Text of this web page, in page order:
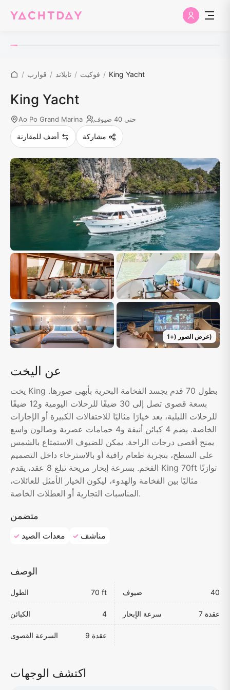
/ قوارب / تايلاند / فوكيت / King Yacht
King Yacht
Ao Po Grand Marina حتى 40 ضيوف
أضف للمقارنة مشاركة
عرض الصور (+
1 )
عن اليخت
يخت King بطول 70 قدم يجسد الفخامة البحرية بأبهى صورها.
بسعة قصوى تصل إلى 30 ضيفًا للرحلات اليومية و12 ضيفًا
للرحلات الليلية، يعد خيارًا مثاليًا للاحتفالات الكبيرة أو الإجازات
الخاصة. يضم 4 كبائن أنيقة و4 حمامات عصرية وصالون واسع
يمنح أقصى درجات الراحة. يمكن للضيوف الاستمتاع بالشمس
على السطح، بتجربة طعام راقية أو بالاسترخاء داخل التصميم
الفخم. بسرعة إبحار مريحة تبلغ 8 عقد، يقدم King 70ft توازنًا
مثاليًا بين الفخامة والهدوء، ليكون الخيار الأمثل للعائلات،
المناسبات التجارية أو العطلات الخاصة.
متضمن
معدات الصيد مناشف
الوصف
الطول 70 ft ضيوف 40
الكبائن 4 سرعة الإبحار 7 عقدة
السرعة القصوى 9 عقدة
اكتشف الوجهات